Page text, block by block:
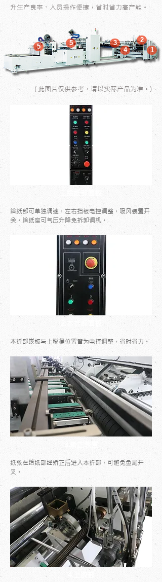
升生产良率、人员操作便捷，省时省力高产能。
2
3
5
4
1
5
( 此图片仅供参考，请以实际产品为准。)
给纸部可单独调速，左右挡板电控调整，吸风装置开
关。给纸座可气压升降免拆卸调机。
2.本折部面板
本折部崁板与上糊桶位置皆为电控调整，省时省力。
纸张在给纸部经矫正后进入本折部，可避免鱼尾开
叉。
4.上胶部